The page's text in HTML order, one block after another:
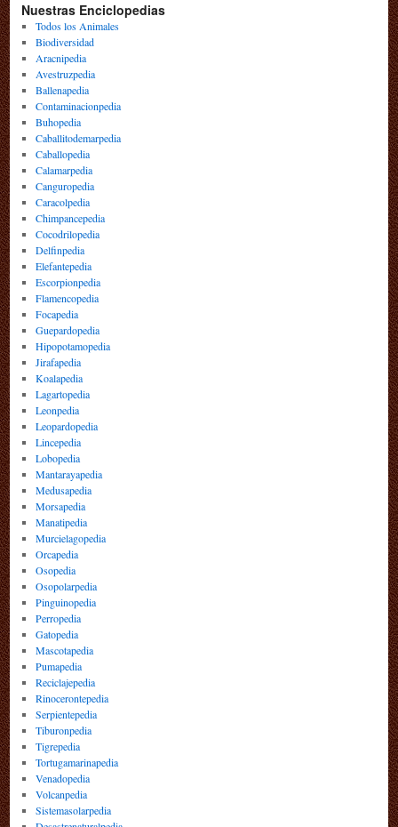
Nuestras Enciclopedias
Todos los Animales
Biodiversidad
Aracnipedia
Avestruzpedia
Ballenapedia
Contaminacionpedia
Buhopedia
Caballitodemarpedia
Caballopedia
Calamarpedia
Canguropedia
Caracolpedia
Chimpancepedia
Cocodrilopedia
Delfinpedia
Elefantepedia
Escorpionpedia
Flamencopedia
Focapedia
Guepardopedia
Hipopotamopedia
Jirafapedia
Koalapedia
Lagartopedia
Leonpedia
Leopardopedia
Lincepedia
Lobopedia
Mantarayapedia
Medusapedia
Morsapedia
Manatipedia
Murcielagopedia
Orcapedia
Osopedia
Osopolarpedia
Pinguinopedia
Perropedia
Gatopedia
Mascotapedia
Pumapedia
Reciclajepedia
Rinocerontepedia
Serpientepedia
Tiburonpedia
Tigrepedia
Tortugamarinapedia
Venadopedia
Volcanpedia
Sistemasolarpedia